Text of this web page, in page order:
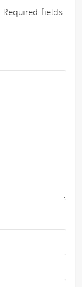
Required fields